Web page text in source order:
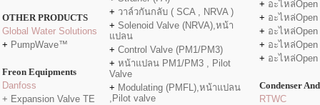
OTHER PRODUCTS
Global Water Solutions
+ PumpWave™
Freon Equipments
Danfoss
+ Expansion Valve TE
+ วาล์วกันกลับ ( SCA , NRVA )
+ Solenoid Valve (NRVA),หน้า
แปลน
+ Control Valve (PM1/PM3)
+ หน้าแปลน PM1/PM3 , Pilot
Valve
+ Modulating (PMFL),หน้าแปลน
,Pilot valve
+ อะไหล่Open
+ อะไหล่Open
+ อะไหล่Open
+ อะไหล่Open
+ อะไหล่Open
Condenser
RTWC